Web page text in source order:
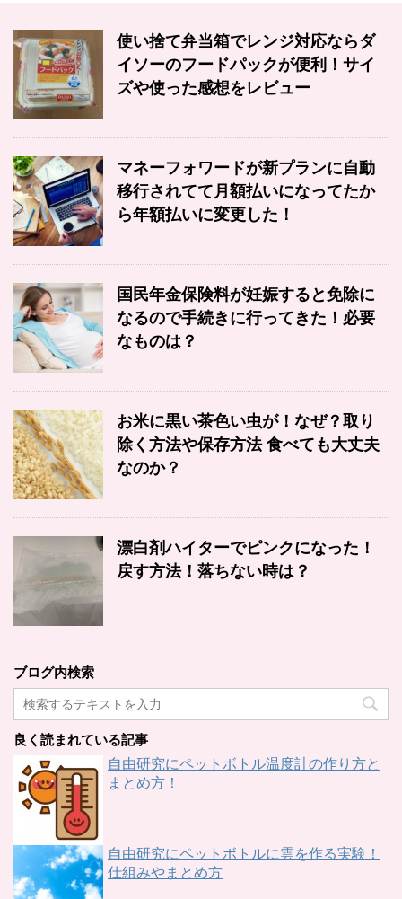
使い捨て弁当箱でレンジ対応ならダ
イソーのフードパックが便利！サイ
ズや使った感想をレビュー
マネーフォワードが新プランに自動
移行されてて月額払いになってたか
ら年額払いに変更した！
国民年金保険料が妊娠すると免除に
なるので手続きに行ってきた！必要
なものは？
お米に黒い茶色い虫が！なぜ？取り
除く方法や保存方法 食べても大丈夫
なのか？
漂白剤ハイターでピンクになった！
戻す方法！落ちない時は？
ブログ内検索
良く読まれている記事
自由研究にペットボトル温度計の作り方と
まとめ方！
自由研究にペットボトルに雲を作る実験！
仕組みやまとめ方